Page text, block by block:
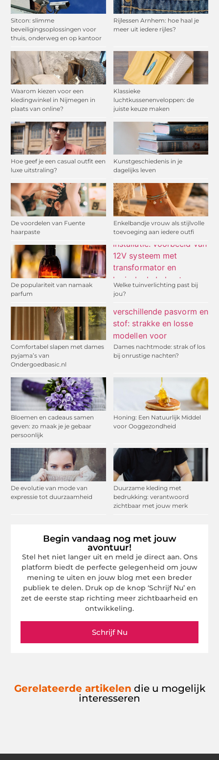
Sitcon: slimme
beveiligingsoplossingen voor
thuis, onderweg en op kantoor
Rijlessen Arnhem: hoe haal je
meer uit iedere rijles?
Waarom kiezen voor een
kledingwinkel in Nijmegen in
plaats van online?
Klassieke
luchtkussenenveloppen: de
juiste keuze maken
Hoe geef je een casual outfit een
luxe uitstraling?
Kunstgeschiedenis in je
dagelijks leven
De voordelen van Fuente
haarpaste
Enkelbandje vrouw als stijlvolle
toevoeging aan iedere outfi
De populariteit van namaak
parfum
Welke tuinverlichting past bij
jou?
Comfortabel slapen met dames
pyjama’s van
Ondergoedbasic.nl
Dames nachtmode: strak of los
bij onrustige nachten?
Bloemen en cadeaus samen
geven: zo maak je je gebaar
persoonlijk
Honing: Een Natuurlijk Middel
voor Ooggezondheid
De evolutie van mode van
expressie tot duurzaamheid
Duurzame kleding met
bedrukking: verantwoord
zichtbaar met jouw merk
Begin vandaag nog met jouw
avontuur!
Stel het niet langer uit en meld je direct aan. Ons
platform biedt de perfecte gelegenheid om jouw
mening te uiten en jouw blog met een breder
publiek te delen. Druk op de knop ‘Schrijf Nu’ en
zet de eerste stap richting meer zichtbaarheid en
ontwikkeling.
Schrijf Nu
Gerelateerde artikelen die u mogelijk
interesseren